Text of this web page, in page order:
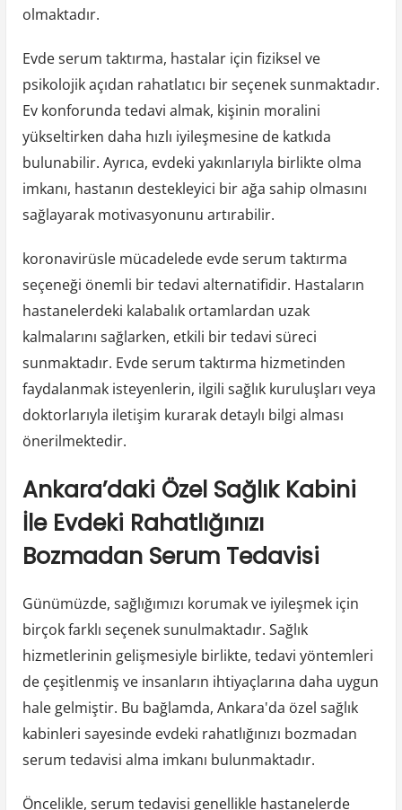
olmaktadır.
Evde serum taktırma, hastalar için fiziksel ve
psikolojik açıdan rahatlatıcı bir seçenek sunmaktadır.
Ev konforunda tedavi almak, kişinin moralini
yükseltirken daha hızlı iyileşmesine de katkıda
bulunabilir. Ayrıca, evdeki yakınlarıyla birlikte olma
imkanı, hastanın destekleyici bir ağa sahip olmasını
sağlayarak motivasyonunu artırabilir.
koronavirüsle mücadelede evde serum taktırma
seçeneği önemli bir tedavi alternatifidir. Hastaların
hastanelerdeki kalabalık ortamlardan uzak
kalmalarını sağlarken, etkili bir tedavi süreci
sunmaktadır. Evde serum taktırma hizmetinden
faydalanmak isteyenlerin, ilgili sağlık kuruluşları veya
doktorlarıyla iletişim kurarak detaylı bilgi alması
önerilmektedir.
Ankara’daki Özel Sağlık Kabini
İle Evdeki Rahatlığınızı
Bozmadan Serum Tedavisi
Günümüzde, sağlığımızı korumak ve iyileşmek için
birçok farklı seçenek sunulmaktadır. Sağlık
hizmetlerinin gelişmesiyle birlikte, tedavi yöntemleri
de çeşitlenmiş ve insanların ihtiyaçlarına daha uygun
hale gelmiştir. Bu bağlamda, Ankara'da özel sağlık
kabinleri sayesinde evdeki rahatlığınızı bozmadan
serum tedavisi alma imkanı bulunmaktadır.
Öncelikle, serum tedavisi genellikle hastanelerde